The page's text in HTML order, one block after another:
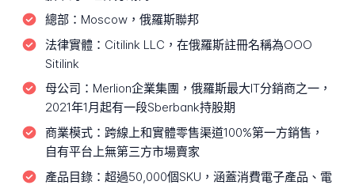
總部： Moscow，俄羅斯聯邦
法律實體： Citilink LLC，在俄羅斯註冊名稱為OOO
Sitilink
母公司： Merlion企業集團，俄羅斯最大IT分銷商之一，
2021年1月起有一段Sberbank持股期
商業模式： 跨線上和實體零售渠道100%第一方銷售，
自有平台上無第三方市場賣家
產品目錄： 超過50,000個SKU，涵蓋消費電子產品、電